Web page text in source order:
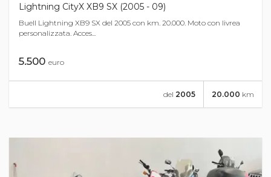
Lightning CityX XB9 SX (2005 - 09)
Buell Lightning XB9 SX del 2005 con km. 20.000. Moto con livrea
personalizzata. Acces...
5.500 euro
20.000 km
del 2005